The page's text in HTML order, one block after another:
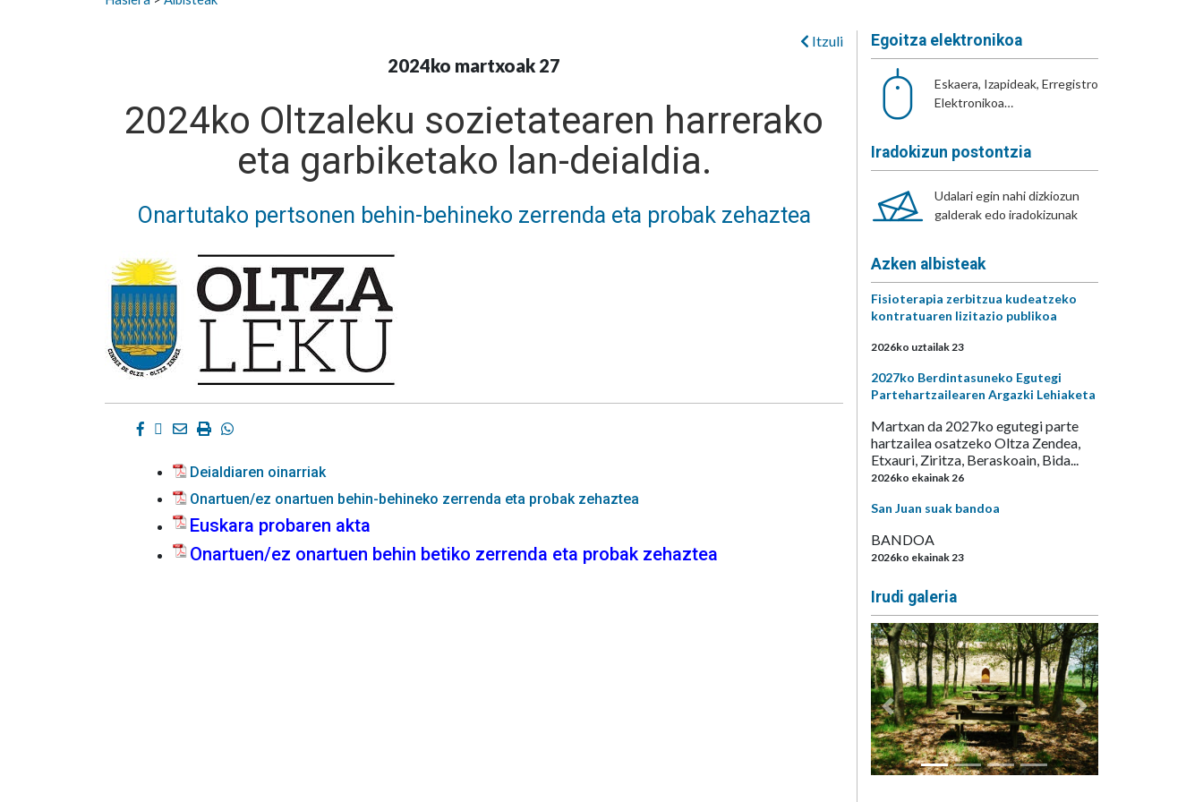
Itzuli
2024ko martxoak 27
2024ko Oltzaleku sozietatearen harrerako
eta garbiketako lan-deialdia.
Onartutako pertsonen behin-behineko zerrenda eta probak zehaztea
Facebook
Twitter
EmailImprimirWhatsapp
Deialdiaren oinarriak
Onartuen/ez onartuen behin-behineko zerrenda eta probak zehaztea
Euskara probaren akta
Onartuen/ez onartuen behin betiko zerrenda eta probak zehaztea
Egoitza elektronikoa
Eskaera, Izapideak, Erregistro
Elektronikoa…
Iradokizun postontzia
Udalari egin nahi dizkiozun
galderak edo iradokizunak
Azken albisteak
Fisioterapia zerbitzua kudeatzeko
kontratuaren lizitazio publikoa
2026ko uztailak 23
2027ko Berdintasuneko Egutegi
Partehartzailearen Argazki Lehiaketa
Martxan da 2027ko egutegi parte
hartzailea osatzeko Oltza Zendea,
Etxauri, Ziritza, Beraskoain, Bida...
2026ko ekainak 26
San Juan suak bandoa
BANDOA
2026ko ekainak 23
Irudi galeria
Aurrekoa Hurrengoa